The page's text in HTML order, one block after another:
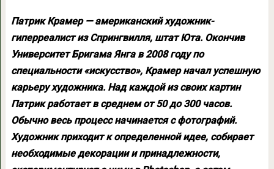
Патрик Крамер — американский художник-
гиперреалист из Спрингвилля, штат Юта. Окончив
Университет Бригама Янга в 2008 году по
специальности «искусство», Крамер начал успешную
карьеру художника. Над каждой из своих картин
Патрик работает в среднем от 50 до 300 часов.
Обычно весь процесс начинается с фотографий.
Художник приходит к определенной идее, собирает
необходимые декорации и принадлежности,